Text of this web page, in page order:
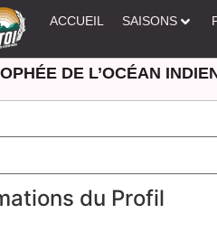
ACCUEIL SAISONS
DE L’OCÉAN
du Profil